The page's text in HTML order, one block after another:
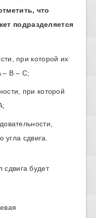
что
подразделяется
при которой их
– B – C;
при которой
угла сдвига.
сдвига будет